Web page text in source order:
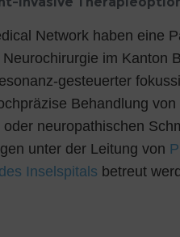
Network haben eine
im Kanton
gesteuerter
Behandlung
neuropathischen
unter der Leitung von
Inselspitals betreut